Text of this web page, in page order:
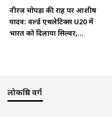
नीरज चोपड़ा की राह पर आशीष
यादव: वर्ल्ड एथलेटिक्स U20 में
भारत को दिलाया सिल्वर,...
लोकप्रिय वर्ग